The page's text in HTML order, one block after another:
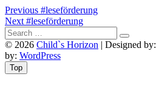
Beitragsnavigation
Previous Previous
post:
#leseförderung
Next Next
post:
#leseförderung
© 2026 Child`s Horizon | Designed by:
by: WordPress
Top